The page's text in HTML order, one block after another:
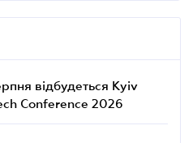
відбудеться Kyiv
Conference 2026